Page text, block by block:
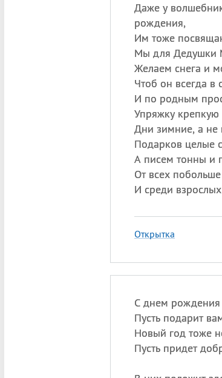
Даже у
рождения,
Им тоже
Мы для Дедушки
Желаем снега и
Чтоб он всегда в
И по родным
Упряжку
Дни зимние, а не
Подарков целые
А писем тонны и
От всех
И среди
Открытка
С днем
Пусть подарит
Новый год тоже
Пусть придет